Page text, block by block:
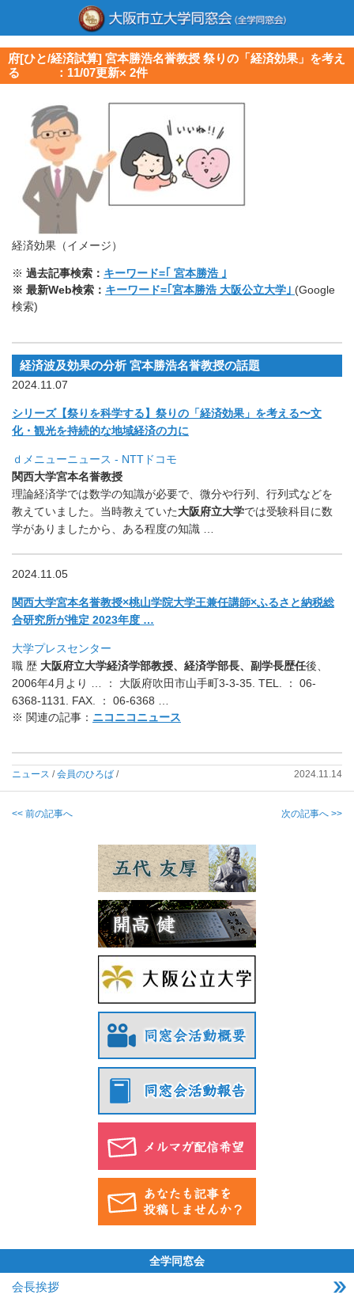
府[ひと/経済試算] 宮本勝浩名誉教授 祭りの「経済効果」を考え
る ：11/07更新× 2件
経済効果（イメージ）
※ 過去記事検索： キーワード=｢ 宮本勝浩 ｣
※ 最新Web検索： キーワード=｢宮本勝浩 大阪公立大学｣ (Google
検索)
経済波及効果の分析 宮本勝浩名誉教授の話題
2024.11.07
シリーズ【祭りを科学する】祭りの「経済効果」を考える〜文
化・ 観光を持続的な地域経済の力に
ｄメニューニュース - NTTドコモ
関西大学宮本名誉教授
理論経済学では数学の知識が必要で、微分や行列、 行列式などを
教えていました。当時教えていた大阪府立大学では受験科目に数
学がありましたから、ある程度の知識 …
2024.11.05
関西大学宮本名誉教授×桃山学院大学王兼任講師×ふるさと納税総
合研究所が推定 2023年度 …
大学プレスセンター
職 歴 大阪府立大学経済学部教授、経済学部長、副学長歴任後、
2006年4月より … ： 大阪府吹田市山手町3-3-35. TEL. ： 06-
6368-1131. FAX. ： 06-6368 …
※ 関連の記事： ニコニコニュース
ニュース /会員のひろば / 2024.11.14
<< 前の記事へ 次の記事へ >>
全学同窓会
会長挨拶